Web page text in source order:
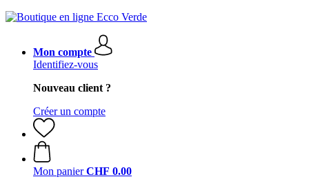
Mon compte
Identifiez-vous
Nouveau client ?
Créer un compte
Mon panier CHF 0.00